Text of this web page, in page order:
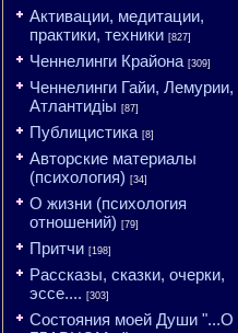
Активации, медитации,
практики, техники [827]
Ченнелинги Крайона [309]
Ченнелинги Гайи, Лемурии,
Атлантидіы [87]
Публицистика [8]
Авторские материалы
(психология) [34]
О жизни (психология
отношений) [79]
Притчи [198]
Рассказы, сказки, очерки,
эссе.... [303]
Состояния моей Души "...О